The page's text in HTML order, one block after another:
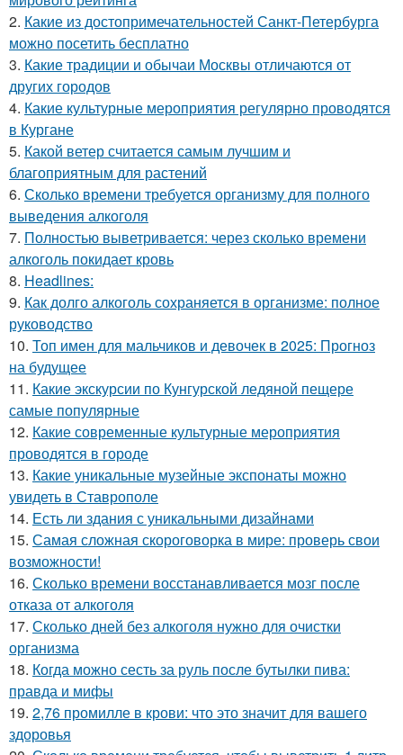
2. Какие из достопримечательностей Санкт-Петербурга
можно посетить бесплатно
3. Какие традиции и обычаи Москвы отличаются от
других городов
4. Какие культурные мероприятия регулярно проводятся
в Кургане
5. Какой ветер считается самым лучшим и
благоприятным для растений
6. Сколько времени требуется организму для полного
выведения алкоголя
7. Полностью выветривается: через сколько времени
алкоголь покидает кровь
8. Headlines:
9. Как долго алкоголь сохраняется в организме: полное
руководство
10. Топ имен для мальчиков и девочек в 2025: Прогноз
на будущее
11. Какие экскурсии по Кунгурской ледяной пещере
самые популярные
12. Какие современные культурные мероприятия
проводятся в городе
13. Какие уникальные музейные экспонаты можно
увидеть в Ставрополе
14. Есть ли здания с уникальными дизайнами
15. Самая сложная скороговорка в мире: проверь свои
возможности!
16. Сколько времени восстанавливается мозг после
отказа от алкоголя
17. Сколько дней без алкоголя нужно для очистки
организма
18. Когда можно сесть за руль после бутылки пива:
правда и мифы
19. 2,76 промилле в крови: что это значит для вашего
здоровья